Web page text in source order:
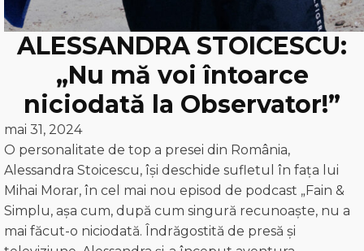
ALESSANDRA STOICESCU:
„Nu mă voi întoarce
niciodată la Observator!”
mai 31, 2024
O personalitate de top a presei din România,
Alessandra Stoicescu, își deschide sufletul în fața lui
Mihai Morar, în cel mai nou episod de podcast „Fain &
Simplu, așa cum, după cum singură recunoaște, nu a
mai făcut-o niciodată. Îndrăgostită de presă și